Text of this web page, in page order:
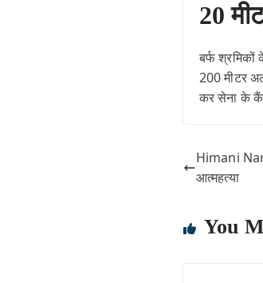
20
बर्फ
200 मीटर
कर सेना के
Himani
आत्महत्या
You